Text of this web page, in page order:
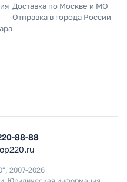
Доставка по Москве и МО
Отправка в города России
88-88
2007-2026